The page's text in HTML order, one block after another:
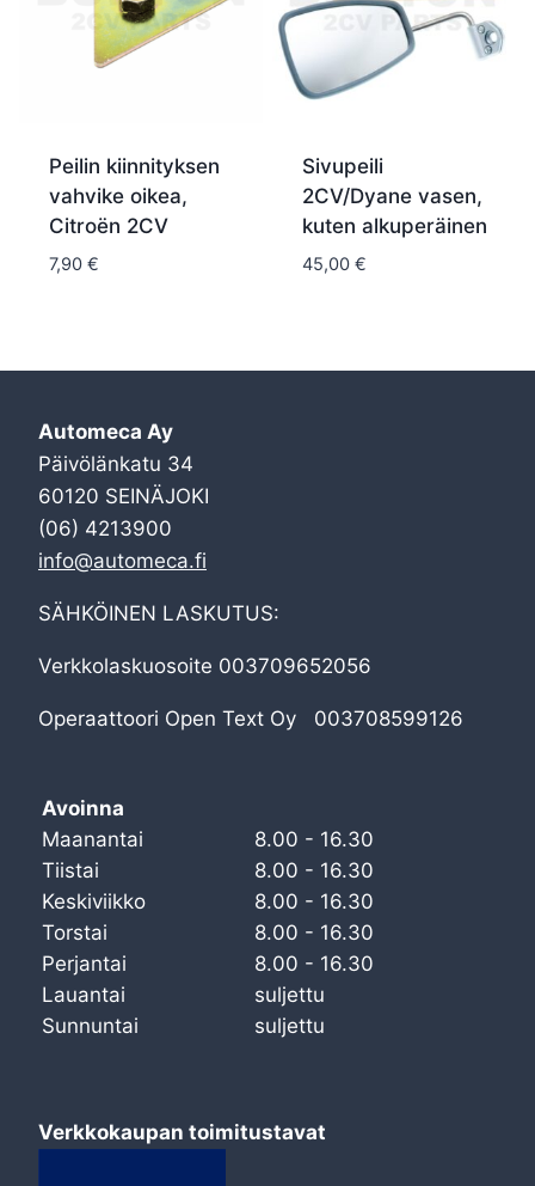
Peilin kiinnityksen
vahvike oikea,
Citroën 2CV
7,90 €
Sivupeili
2CV/Dyane vasen,
kuten alkuperäinen
45,00 €
Automeca Ay
Päivölänkatu 34
60120 SEINÄJOKI
(06) 4213900
info@automeca.fi
SÄHKÖINEN LASKUTUS:
Verkkolaskuosoite 003709652056
Operaattoori Open Text Oy 003708599126
Avoinna
Maanantai
8.00 - 16.30
Tiistai
8.00 - 16.30
Keskiviikko
8.00 - 16.30
Torstai
8.00 - 16.30
Perjantai
8.00 - 16.30
Lauantai
suljettu
Sunnuntai
suljettu
Verkkokaupan toimitustavat